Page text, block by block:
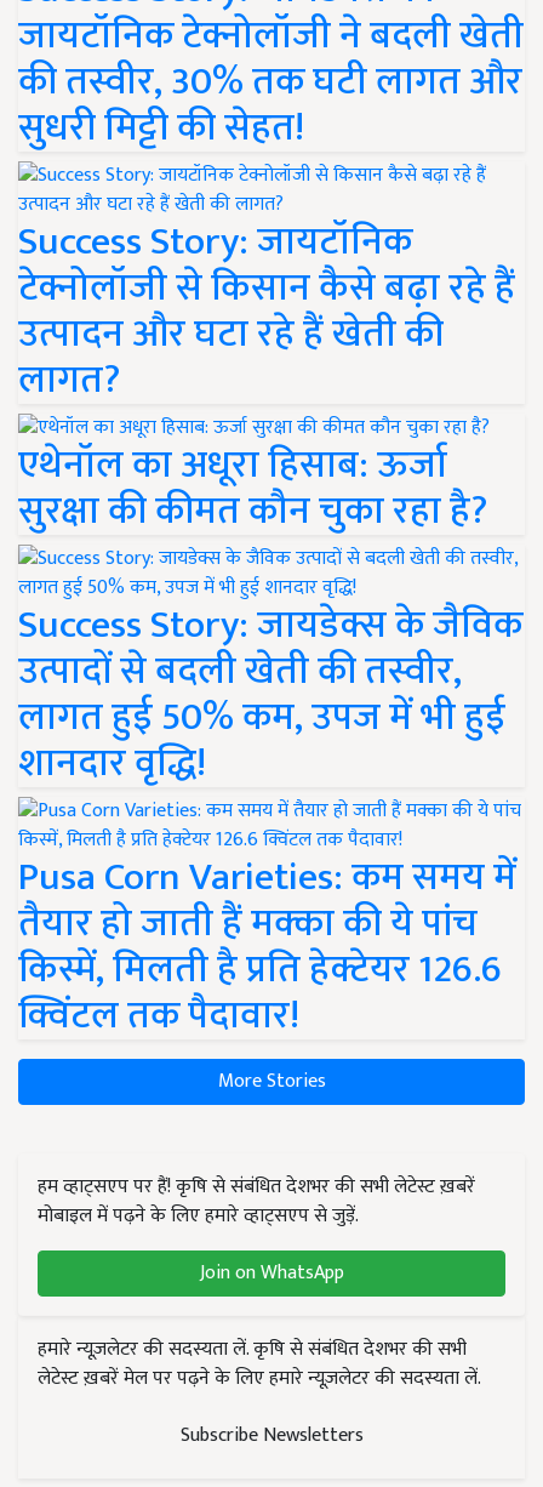
जायटॉनिक टेक्नोलॉजी ने बदली खेती
की तस्वीर, 30% तक घटी लागत और
सुधरी मिट्टी की सेहत!
Success Story: जायटॉनिक
टेक्नोलॉजी से किसान कैसे बढ़ा रहे हैं
उत्पादन और घटा रहे हैं खेती की
लागत?
एथेनॉल का अधूरा हिसाब: ऊर्जा
सुरक्षा की कीमत कौन चुका रहा है?
Success Story: जायडेक्स के जैविक
उत्पादों से बदली खेती की तस्वीर,
लागत हुई 50% कम, उपज में भी हुई
शानदार वृद्धि!
Pusa Corn Varieties: कम समय में
तैयार हो जाती हैं मक्का की ये पांच
किस्में, मिलती है प्रति हेक्टेयर 126.6
क्विंटल तक पैदावार!
More Stories
हम व्हाट्सएप पर हैं! कृषि से संबंधित देशभर की सभी लेटेस्ट ख़बरें
मोबाइल में पढ़ने के लिए हमारे व्हाट्सएप से जुड़ें.
Join on WhatsApp
हमारे न्यूज़लेटर की सदस्यता लें. कृषि से संबंधित देशभर की सभी
लेटेस्ट ख़बरें मेल पर पढ़ने के लिए हमारे न्यूज़लेटर की सदस्यता लें.
Subscribe Newsletters